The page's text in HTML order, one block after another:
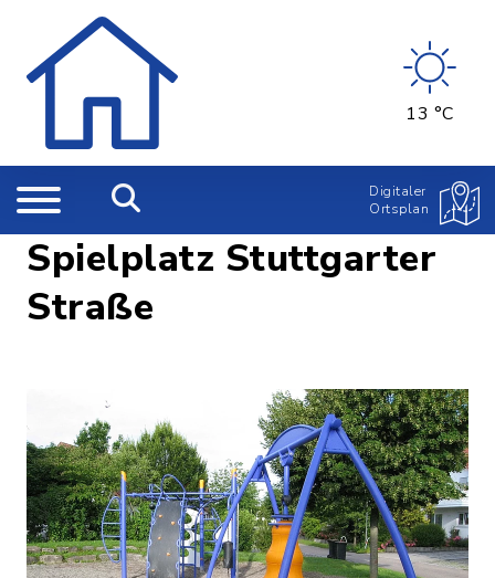
13 °C
Digitaler
Ortsplan
Spielplatz Stuttgarter
Straße